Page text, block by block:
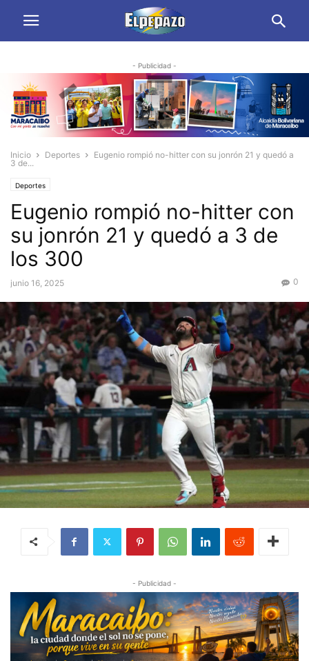
- Publicidad -
Inicio Deportes
Eugenio rompió no-hitter con su jonrón 21 y quedó a
3 de...
Deportes
Eugenio rompió no-hitter con
su jonrón 21 y quedó a 3 de
los 300
junio 16, 2025 0
- Publicidad -